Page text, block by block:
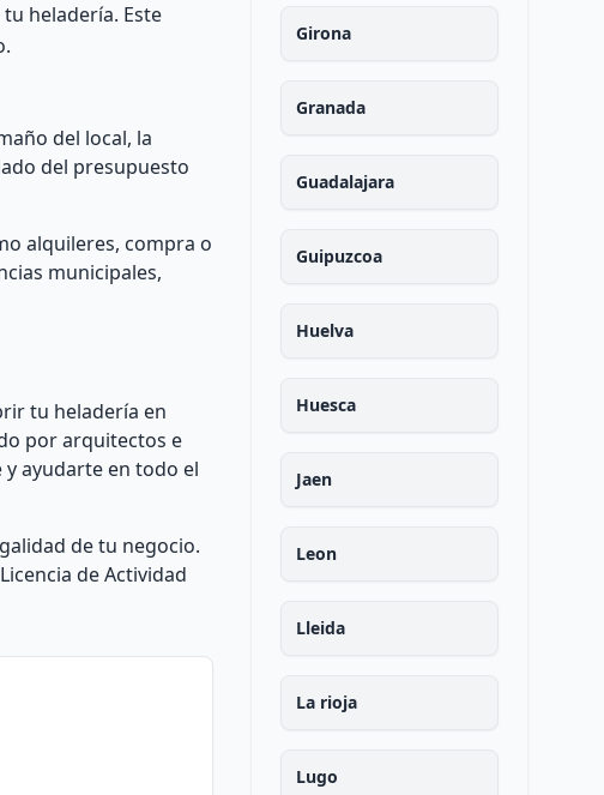
heladería. Este
del local, la
del presupuesto
alquileres, compra o
municipales,
tu heladería en
por arquitectos e
ayudarte en todo el
de tu negocio.
de Actividad
Girona
Granada
Guadalajara
Guipuzcoa
Huelva
Huesca
Jaen
Leon
Lleida
La rioja
Lugo